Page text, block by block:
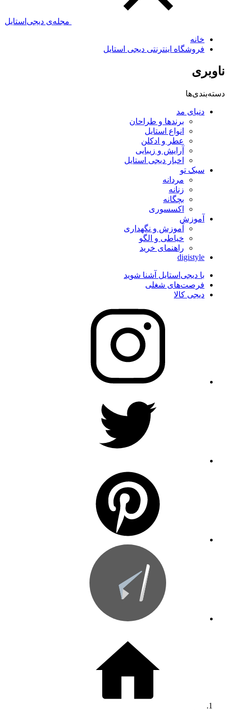
مجله‌ی دیجی‌استایل
خانه
فروشگاه اینترنتی دیجی استایل
ناوبری
دسته‌بندی‌ها
دنیای مد
برندها و طراحان
انواع استایل
عطر و ادکلن
آرایش و زیبایی
اخبار دیجی استایل
سبک تو
مردانه
زنانه
بچگانه
اکسسوری
آموزش
آموزش و نگهداری
خیاطی و الگو
راهنمای خرید
digistyle
با دیجی‌استایل آشنا شوید
فرصت‌های شغلی
دیجی کالا